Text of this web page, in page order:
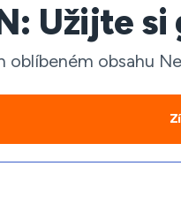
Užijte
obsahu